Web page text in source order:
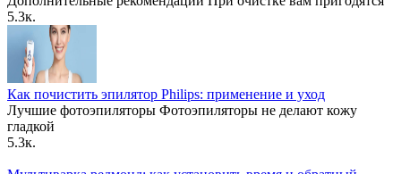
5.3к.
Как почистить эпилятор Philips: применение и уход
Лучшие фотоэпиляторы Фотоэпиляторы не делают кожу
гладкой
5.3к.